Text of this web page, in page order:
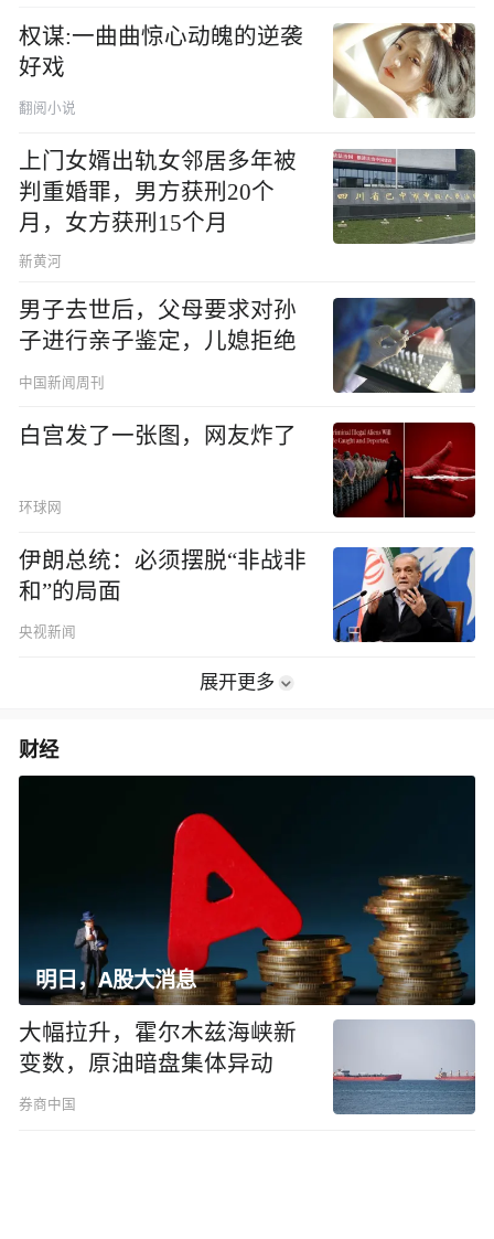
权谋:一曲曲惊心动魄的逆袭
好戏
翻阅小说
上门女婿出轨女邻居多年被
判重婚罪，男方获刑20个
月，女方获刑15个月
新黄河
男子去世后，父母要求对孙
子进行亲子鉴定，儿媳拒绝
中国新闻周刊
白宫发了一张图，网友炸了
环球网
伊朗总统：必须摆脱“非战非
和”的局面
央视新闻
展开更多
财经
明日，A股大消息
大幅拉升，霍尔木兹海峡新
变数，原油暗盘集体异动
券商中国